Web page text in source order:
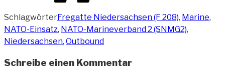
SchlagwörterFregatte Niedersachsen (F 208), Marine,
NATO-Einsatz, NATO-Marineverband 2 (SNMG2),
Niedersachsen, Outbound
Schreibe einen Kommentar